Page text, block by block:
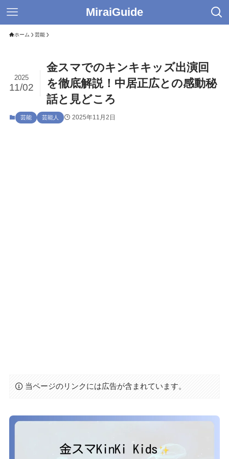
MiraiGuide
ホーム 芸能
金スマでのキンキキッズ出演回
を徹底解説！中居正広との感動秘
話と見どころ
2025
11/02
芸能 芸能人 2025年11月2日
当ページのリンクには広告が含まれています。